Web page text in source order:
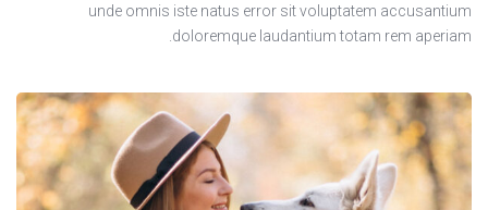
unde omnis iste natus error sit voluptatem accusantium
doloremque laudantium totam rem aperiam.